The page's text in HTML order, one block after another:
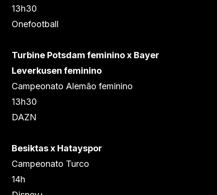
13h30
Onefootball
Turbine Potsdam feminino x Bayer
Leverkusen feminino
Campeonato Alemão feminino
13h30
DAZN
Besiktas x Hatayspor
Campeonato Turco
14h